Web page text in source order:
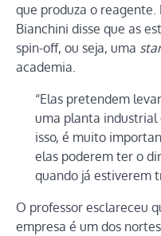
que produza o reagente.
Bianchini disse que as
spin-off, ou seja, uma
academia.
“Elas pretendem
uma planta industrial
isso, é muito
elas poderem ter o
quando já estiverem
O professor esclareceu
empresa é um dos